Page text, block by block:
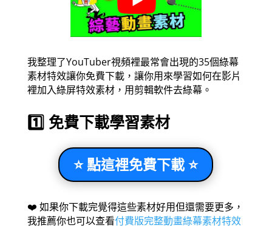
我整理了YouTuber視頻裡最常會出現的35個綠幕
素材特效讓你免費下載，讓你用來學習如何在影片
裡加入綠屏特效素材，用剪輯軟件去綠幕。
1️⃣ 免費下載學習素材
⭐ 點這裡免費下載 ⭐
❤️ 如果你下載完覺得這些素材好用但還需要更多，
我推薦你也可以查看付費版完整動畫綠幕素材特效